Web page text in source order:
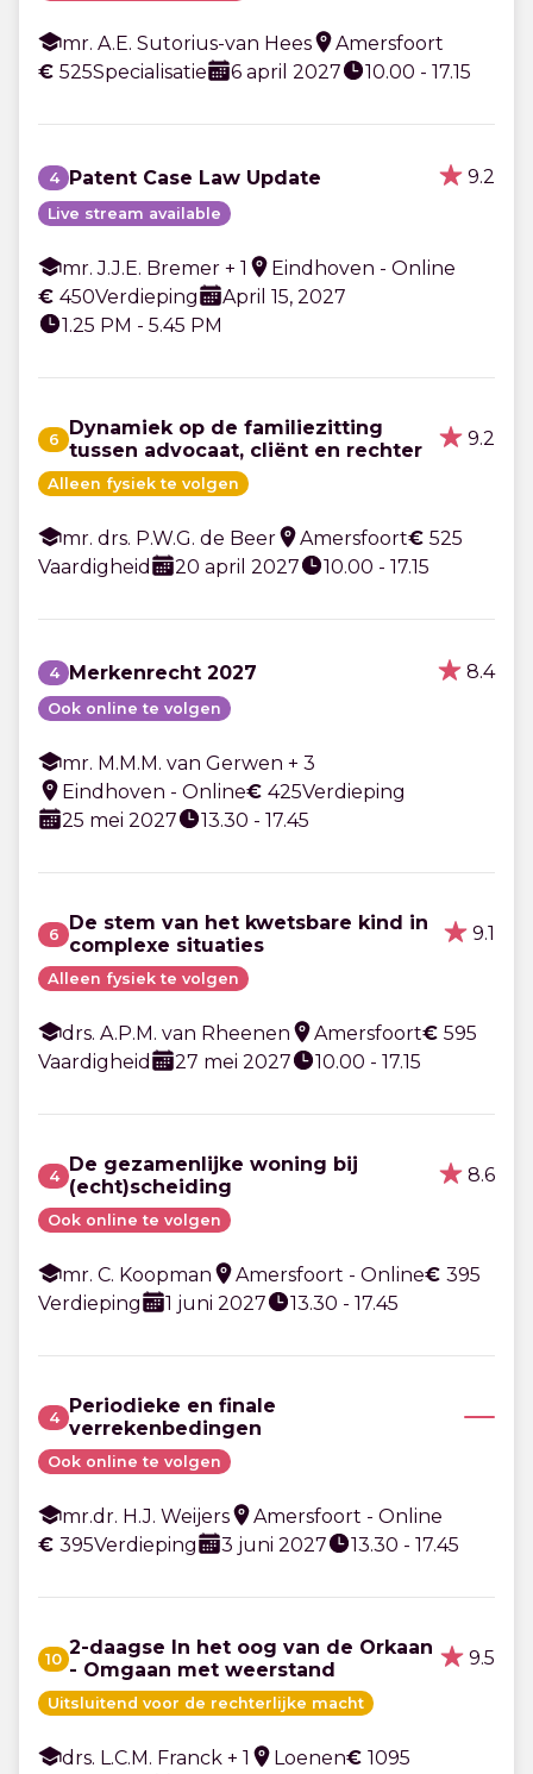
mr. A.E. Sutorius-van Hees
Amersfoort
€ 525Specialisatie 6 april 2027 10.00 - 17.15
4 Patent Case Law Update 9.2
Live stream available
mr. J.J.E. Bremer + 1
Eindhoven - Online
€ 450Verdieping
April 15, 2027
1.25 PM - 5.45 PM
6
Dynamiek op de familiezitting
tussen advocaat, cliënt en rechter
9.2
Alleen fysiek te volgen
mr. drs. P.W.G. de Beer Amersfoort€ 525
Vaardigheid
20 april 2027 10.00 - 17.15
4 Merkenrecht 2027 8.4
Ook online te volgen
mr. M.M.M. van Gerwen + 3
Eindhoven - Online€ 425Verdieping
25 mei 2027
13.30 - 17.45
6
De stem van het kwetsbare kind in
complexe situaties
9.1
Alleen fysiek te volgen
drs. A.P.M. van Rheenen Amersfoort€ 595
Vaardigheid
27 mei 2027 10.00 - 17.15
4
De gezamenlijke woning bij
(echt)scheiding
8.6
Ook online te volgen
mr. C. Koopman Amersfoort - Online€ 395
Verdieping
1 juni 2027 13.30 - 17.45
4
Periodieke en finale
verrekenbedingen
Ook online te volgen
mr.dr. H.J. Weijers
Amersfoort - Online
€ 395Verdieping 3 juni 2027 13.30 - 17.45
10 2-daagse In het oog van de Orkaan
- Omgaan met weerstand
9.5
Uitsluitend voor de rechterlijke macht
drs. L.C.M. Franck + 1 Loenen€ 1095